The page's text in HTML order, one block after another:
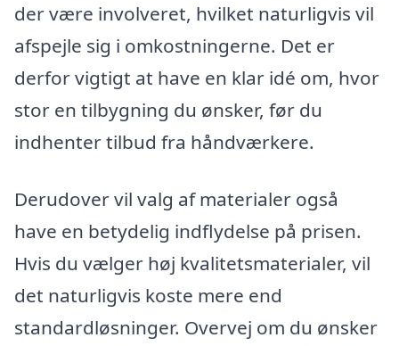
der være involveret, hvilket naturligvis vil
afspejle sig i omkostningerne. Det er
derfor vigtigt at have en klar idé om, hvor
stor en tilbygning du ønsker, før du
indhenter tilbud fra håndværkere.
Derudover vil valg af materialer også
have en betydelig indflydelse på prisen.
Hvis du vælger høj kvalitetsmaterialer, vil
det naturligvis koste mere end
standardløsninger. Overvej om du ønsker